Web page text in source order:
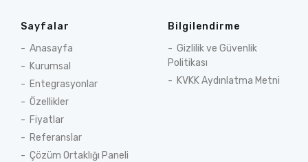
Sayfalar
Anasayfa
Kurumsal
Entegrasyonlar
Özellikler
Fiyatlar
Referanslar
Çözüm Ortaklığı Paneli
Bilgilendirme
Gizlilik ve Güvenlik
Politikası
KVKK Aydınlatma Metni